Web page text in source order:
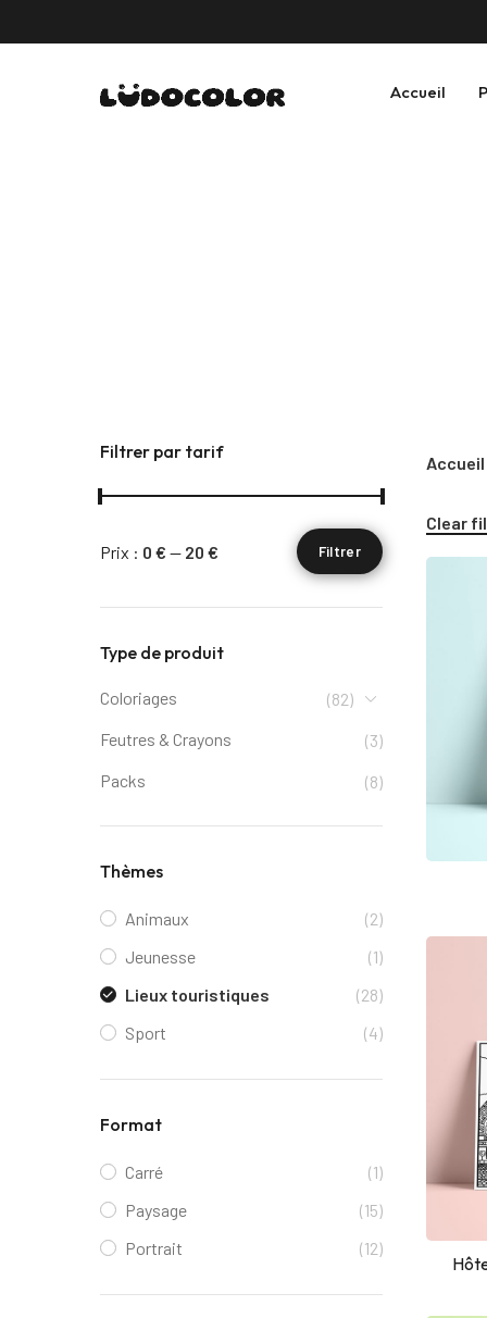
Accueil
Filtrer par tarif
Filtrer
Prix : 0 € — 20 €
Type de produit
Coloriages
(82)
Feutres & Crayons
(3)
Packs
(8)
Thèmes
Animaux
(2)
Jeunesse
(1)
Lieux touristiques
(28)
Sport
(4)
Format
Carré
(1)
Paysage
(15)
Portrait
(12)
Accueil
Clear